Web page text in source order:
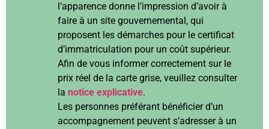
l’apparence donne l’impression d’avoir à
faire à un site gouvernemental, qui
proposent les démarches pour le certificat
d’immatriculation pour un coût supérieur.
Afin de vous informer correctement sur le
prix réel de la carte grise, veuillez consulter
la notice explicative.
Les personnes préférant bénéficier d’un
accompagnement peuvent s’adresser à un